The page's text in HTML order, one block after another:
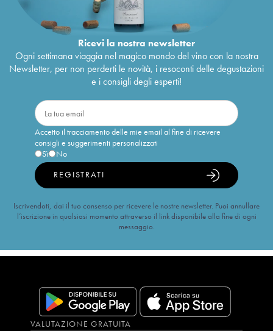
Ricevi la nostra newsletter
Ogni settimana viaggia nel magico mondo del vino con la nostra
Newsletter, per non perderti le novità, i resoconti delle degustazioni
e i consigli degli esperti!
Accetto il tracciamento delle mie email al fine di ricevere
consigli e suggerimenti personalizzati
Sì
No
REGISTRATI
Iscrivendoti, dai il tuo consenso per ricevere le nostre newsletter. Puoi annullare
l’iscrizione in qualsiasi momento attraverso il link disponibile alla fine di ogni
messaggio.
VALUTAZIONE GRATUITA